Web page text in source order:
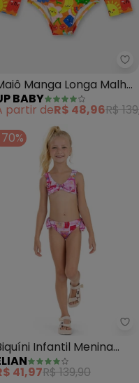
- Camiseta Infantil
Manga Longa Malha
Forro (Rosa)
BABY
partir deR$ 48,96R$
- Saída de Praia
Infantil Menina
Elian (Rosa)
41,97R$ 139,90